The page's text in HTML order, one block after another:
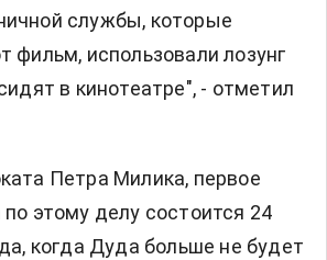
службы, которые
фильм, использовали лозунг
в кинотеатре", - отметил
Петра Милика, первое
этому делу состоится 24
когда Дуда больше не будет